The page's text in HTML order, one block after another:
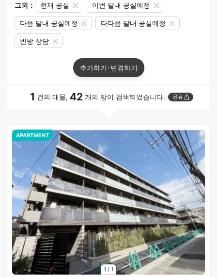
그외： 현재 공실 이번 달내 공실예정
다음 달내 공실예정 다다음 달내 공실예정
빈방 상담
추가하기･변경하기
1 건의 매물, 42 개의 방이 검색되었습니다. 공유
1 / 1
APARTMENT